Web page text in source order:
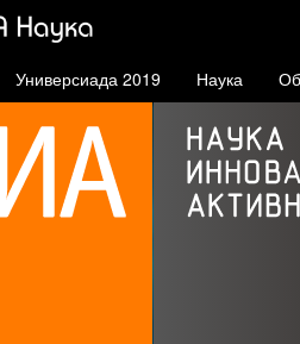
Универсиада 2019 Наука